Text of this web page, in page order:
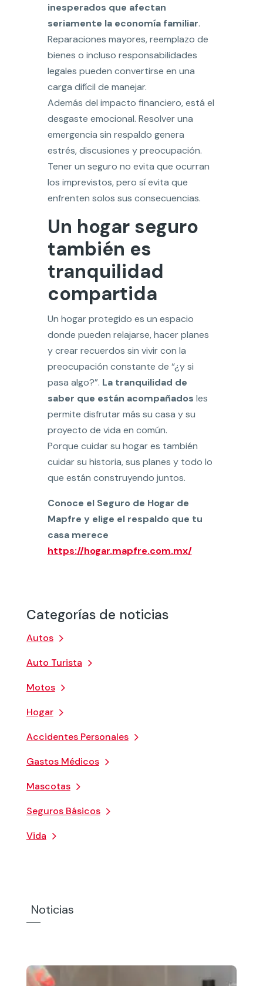
Categorías de noticias
Autos
Auto Turista
Motos
Hogar
Accidentes Personales
Gastos Médicos
Mascotas
Seguros Básicos
Vida
inesperados que afectan
seriamente la economía familiar.
Reparaciones mayores, reemplazo de
bienes o incluso responsabilidades
legales pueden convertirse en una
carga difícil de manejar.
Además del impacto financiero, está el
desgaste emocional. Resolver una
emergencia sin respaldo genera
estrés, discusiones y preocupación.
Tener un seguro no evita que ocurran
los imprevistos, pero sí evita que
enfrenten solos sus consecuencias.
Un hogar seguro
también es
tranquilidad
compartida
Un hogar protegido es un espacio
donde pueden relajarse, hacer planes
y crear recuerdos sin vivir con la
preocupación constante de “¿y si
pasa algo?”. La tranquilidad de
saber que están acompañados les
permite disfrutar más su casa y su
proyecto de vida en común.
Porque cuidar su hogar es también
cuidar su historia, sus planes y todo lo
que están construyendo juntos.
Conoce el Seguro de Hogar de
Mapfre y elige el respaldo que tu
casa merece
https://hogar.mapfre.com.mx/
Noticias